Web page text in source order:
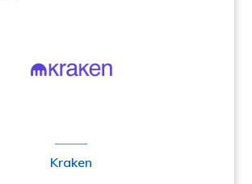
Kraken